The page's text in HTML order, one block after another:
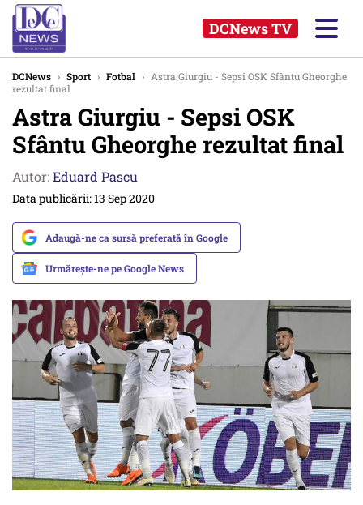
DCNews TV
DCNews › Sport › Fotbal › Astra Giurgiu - Sepsi OSK Sfântu Gheorghe
rezultat final
Astra Giurgiu - Sepsi OSK
Sfântu Gheorghe rezultat final
Autor:Eduard Pascu
Data publicării: 13 Sep 2020
Adaugă-ne ca sursă preferată în Google
Urmărește-ne pe Google News